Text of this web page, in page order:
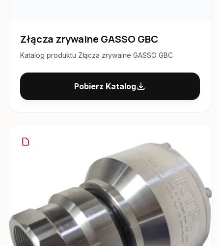
Złącza zrywalne GASSO GBC
Katalog produktu Złącza zrywalne GASSO GBC
Pobierz Katalog